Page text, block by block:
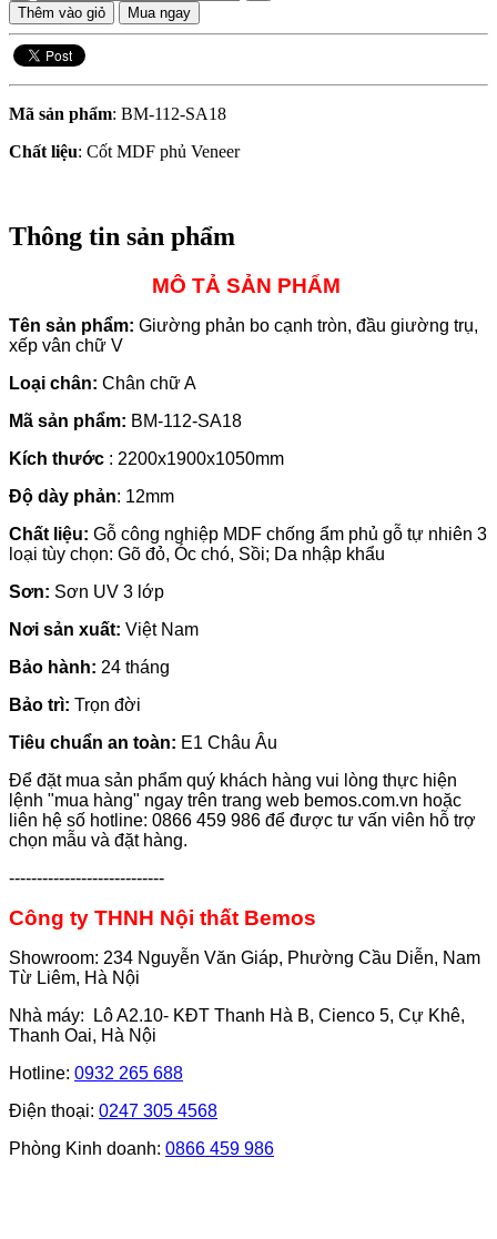
Thêm vào giỏ
Mua ngay
Mã sản phẩm: BM-112-SA18
Chất liệu: Cốt MDF phủ Veneer
Thông tin sản phẩm
MÔ TẢ SẢN PHẨM
Tên sản phẩm: Giường phản bo cạnh tròn, đầu giường trụ,
xếp vân chữ V
Loại chân: Chân chữ A
Mã sản phẩm: BM-112-SA18
Kích thước : 2200x1900x1050mm
Độ dày phản: 12mm
Chất liệu: Gỗ công nghiệp MDF chống ẩm phủ gỗ tự nhiên 3
loại tùy chọn: Gõ đỏ, Óc chó, Sồi; Da nhập khẩu
Sơn: Sơn UV 3 lớp
Nơi sản xuất: Việt Nam
Bảo hành: 24 tháng
Bảo trì: Trọn đời
Tiêu chuẩn an toàn: E1 Châu Âu
Để đặt mua sản phẩm quý khách hàng vui lòng thực hiện
lệnh "mua hàng" ngay trên trang web bemos.com.vn hoặc
liên hệ số hotline: 0866 459 986 để được tư vấn viên hỗ trợ
chọn mẫu và đặt hàng.
----------------------------
Công ty THNH Nội thất Bemos
Showroom: 234 Nguyễn Văn Giáp, Phường Cầu Diễn, Nam
Từ Liêm, Hà Nội
Nhà máy: Lô A2.10- KĐT Thanh Hà B, Cienco 5, Cự Khê,
Thanh Oai, Hà Nội
Hotline: 0932 265 688
Điện thoại: 0247 305 4568
Phòng Kinh doanh: 0866 459 986